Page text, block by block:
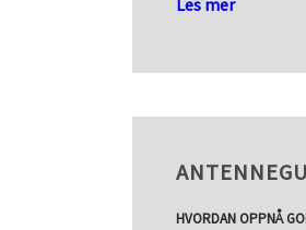
Les mer
HVORDAN OPPNÅ